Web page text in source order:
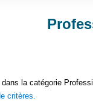
la catégorie
critères.